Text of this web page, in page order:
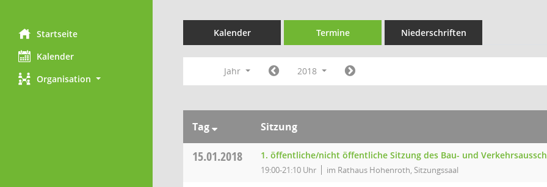
Startseite
Kalender
Organisation
Kalender Termine Niederschriften
Jahr 2018
Tag Sitzung
15.01.2018 1. öffentliche/nicht öffentliche Sitzung des Bau- und
19:00-21:10 Uhr im Rathaus Hohenroth, Sitzungssaal